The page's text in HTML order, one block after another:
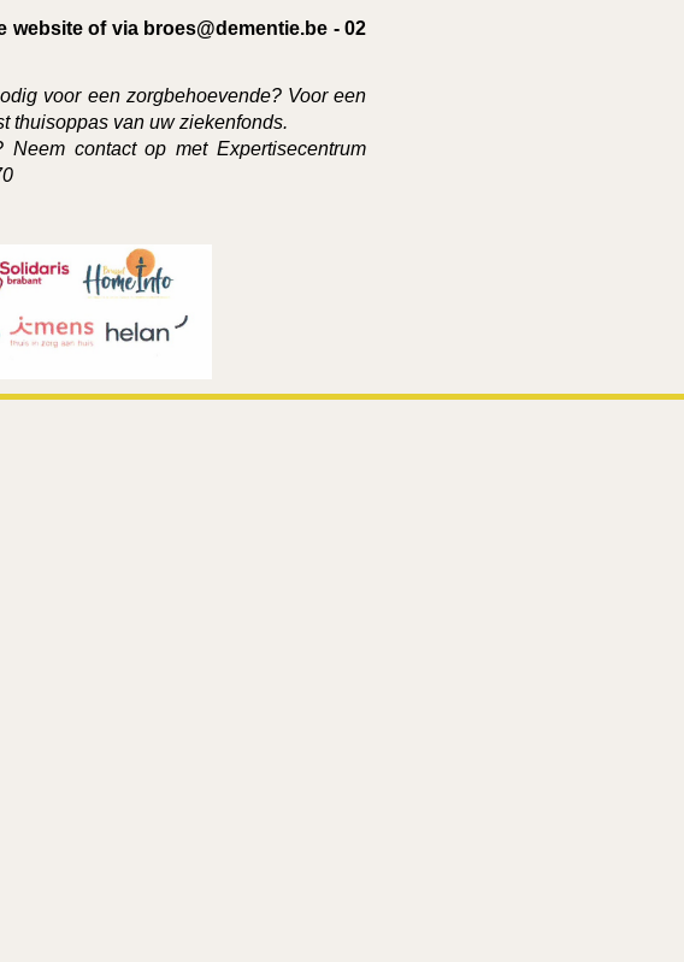
of via broes@dementie.be - 02
voor een zorgbehoevende? Voor een
thuisoppas van uw ziekenfonds.
contact op met Expertisecentrum